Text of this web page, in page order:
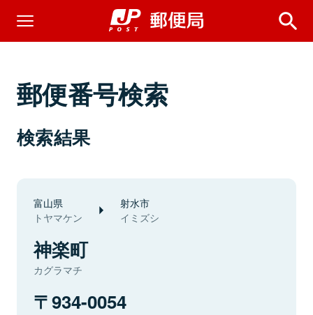
郵便番号検索
検索結果
富山県
トヤマケン
射水市
イミズシ
神楽町
カグラマチ
934-0054